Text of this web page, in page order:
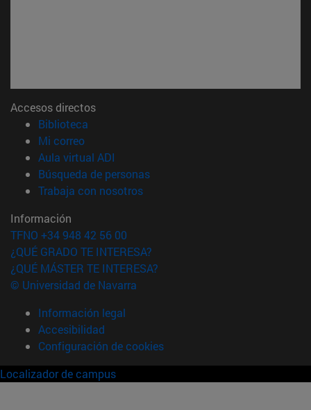
Accesos directos
Biblioteca
Mi correo(abre en nueva ventana)
Aula virtual ADI
Búsqueda de personas(abre en nueva ventana)
Trabaja con nosotros(abre en nueva ventana)
Información
TFNO +34 948 42 56 00
¿QUÉ GRADO TE INTERESA?
¿QUÉ MÁSTER TE INTERESA?
© Universidad de Navarra
Información legal
Accesibilidad
Configuración de cookies
Localizador de campus